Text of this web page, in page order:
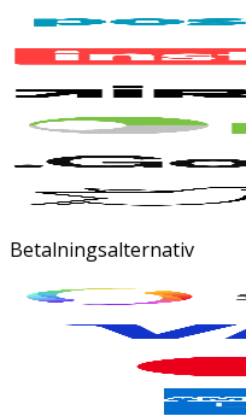
Betalningsalternativ